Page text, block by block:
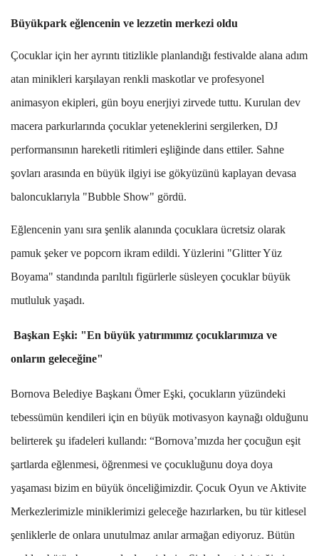
Büyükpark eğlencenin ve lezzetin merkezi oldu
Çocuklar için her ayrıntı titizlikle planlandığı festivalde alana adım
atan minikleri karşılayan renkli maskotlar ve profesyonel
animasyon ekipleri, gün boyu enerjiyi zirvede tuttu. Kurulan dev
macera parkurlarında çocuklar yeteneklerini sergilerken, DJ
performansının hareketli ritimleri eşliğinde dans ettiler. Sahne
şovları arasında en büyük ilgiyi ise gökyüzünü kaplayan devasa
baloncuklarıyla "Bubble Show" gördü.
Eğlencenin yanı sıra şenlik alanında çocuklara ücretsiz olarak
pamuk şeker ve popcorn ikram edildi. Yüzlerini "Glitter Yüz
Boyama" standında parıltılı figürlerle süsleyen çocuklar büyük
mutluluk yaşadı.
Başkan Eşki: "En büyük yatırımımız çocuklarımıza ve
onların geleceğine"
Bornova Belediye Başkanı Ömer Eşki, çocukların yüzündeki
tebessümün kendileri için en büyük motivasyon kaynağı olduğunu
belirterek şu ifadeleri kullandı: “Bornova’mızda her çocuğun eşit
şartlarda eğlenmesi, öğrenmesi ve çocukluğunu doya doya
yaşaması bizim en büyük önceliğimizdir. Çocuk Oyun ve Aktivite
Merkezlerimizle miniklerimizi geleceğe hazırlarken, bu tür kitlesel
şenliklerle de onlara unutulmaz anılar armağan ediyoruz. Bütün